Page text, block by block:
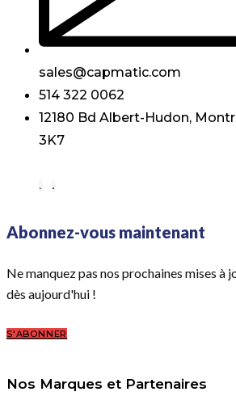
sales@capmatic.com
514 322 0062
12180 Bd Albert-Hudon,
3K7
Abonnez-vous maintenant
Ne manquez pas nos prochaines mises à
dès aujourd'hui !
S'ABONNER
Nos Marques et Partenaires